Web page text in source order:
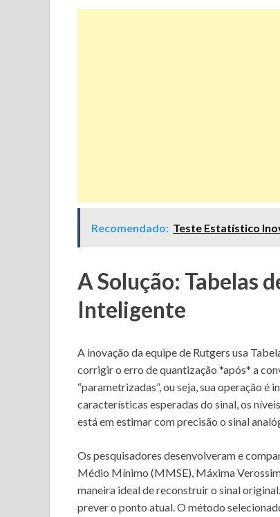
Recomendado: Teste Estatístico
A Solução: Tabelas
Inteligente
A inovação da equipe de Rutgers usa
corrigir o erro de quantização *após* a
“parametrizadas”, ou seja, sua operação
características esperadas do sinal, os
está em estimar com precisão o sinal
Os pesquisadores desenvolveram e
Médio Mínimo (MMSE), Máxima
maneira ideal de reconstruir o sinal
prever o ponto atual. O método